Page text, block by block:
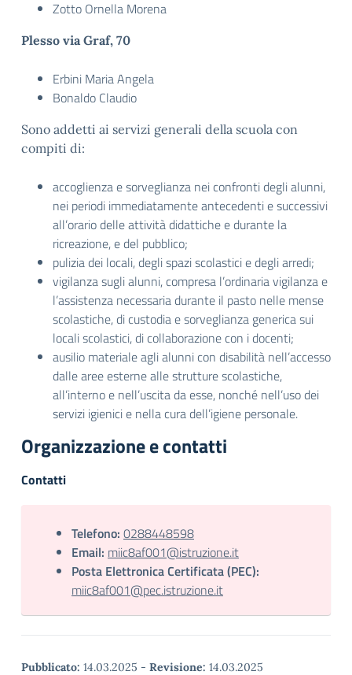
Zotto Ornella Morena
Plesso via Graf, 70
Erbini Maria Angela
Bonaldo Claudio
Sono addetti ai servizi generali della scuola con
compiti di:
accoglienza e sorveglianza nei confronti degli alunni,
nei periodi immediatamente antecedenti e successivi
all’orario delle attività didattiche e durante la
ricreazione, e del pubblico;
pulizia dei locali, degli spazi scolastici e degli arredi;
vigilanza sugli alunni, compresa l’ordinaria vigilanza e
l’assistenza necessaria durante il pasto nelle mense
scolastiche, di custodia e sorveglianza generica sui
locali scolastici, di collaborazione con i docenti;
ausilio materiale agli alunni con disabilità nell’accesso
dalle aree esterne alle strutture scolastiche,
all’interno e nell’uscita da esse, nonché nell’uso dei
servizi igienici e nella cura dell’igiene personale.
Organizzazione e contatti
Contatti
Telefono: 0288448598
Email: miic8af001@istruzione.it
Posta Elettronica Certificata (PEC):
miic8af001@pec.istruzione.it
Pubblicato: 14.03.2025 - Revisione: 14.03.2025